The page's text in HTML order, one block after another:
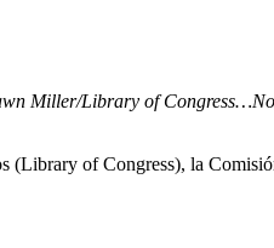
Miller/Library of
(Library of Congress), la